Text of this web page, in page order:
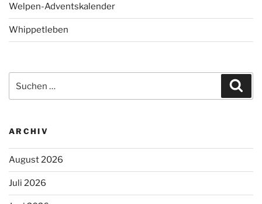
Welpen-Adventskalender
Whippetleben
nach:
ARCHIV
August 2026
Juli 2026